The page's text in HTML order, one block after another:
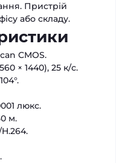
Пристрій
або складу.
CMOS.
× 1440), 25 к/с.
люкс.
м.